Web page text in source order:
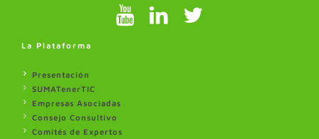
La Plataforma
Presentación
SUMATenerTIC
Empresas Asociadas
Consejo Consultivo
Comités de Expertos